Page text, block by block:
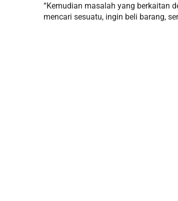
“Kemudian masalah yang berkaitan
mencari sesuatu, ingin beli barang,